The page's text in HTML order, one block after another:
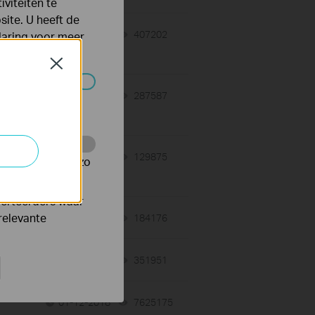
07-31-2026 407202
287587
06-24-2026 129875
184176
351951
01-12-2018 7625175
Close
U heeft de
voor meer
te volgen en zo
waar